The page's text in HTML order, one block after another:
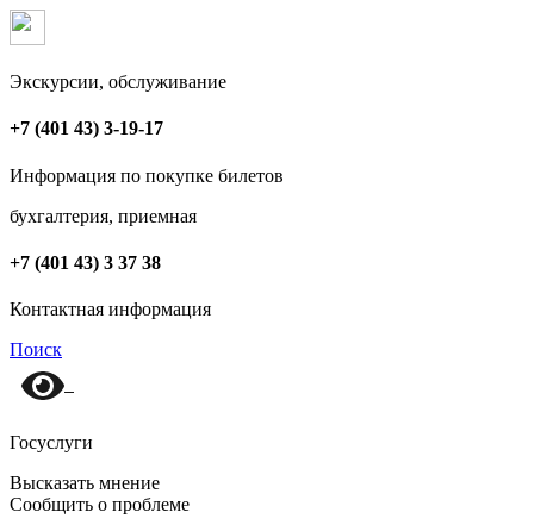
Экскурсии, обслуживание
+7 (401 43) 3-19-17
Информация по покупке билетов
бухгалтерия, приемная
+7 (401 43) 3 37 38
Контактная информация
Поиск
Госуслуги
Высказать мнение
Сообщить о проблеме